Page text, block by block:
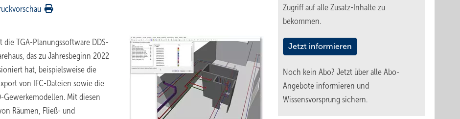
TGA-Planungssoftware DDS-
das zu Jahresbeginn 2022
hat, beispielsweise die
von IFC-Dateien sowie die
Mit diesen
Räumen, Fließ- und
Zugriff auf alle Zusatz-Inhalte zu
bekommen.
Jetzt informieren
Noch kein Abo? Jetzt über alle Abo-
Angebote informieren und
Wissensvorsprung sichern.